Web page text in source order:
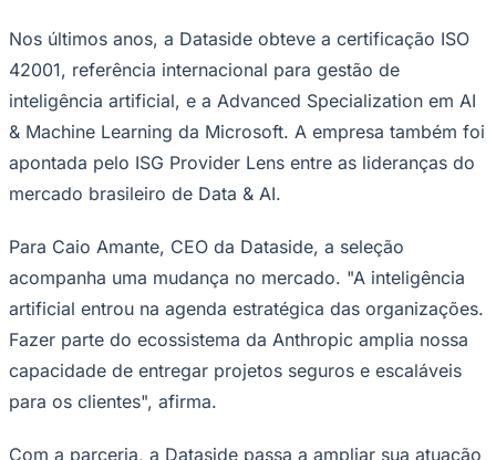
Nos últimos anos, a Dataside obteve a certificação ISO
42001, referência internacional para gestão de
inteligência artificial, e a Advanced Specialization em AI
& Machine Learning da Microsoft. A empresa também foi
apontada pelo ISG Provider Lens entre as lideranças do
mercado brasileiro de Data & AI.
Para Caio Amante, CEO da Dataside, a seleção
acompanha uma mudança no mercado. "A inteligência
artificial entrou na agenda estratégica das organizações.
Fazer parte do ecossistema da Anthropic amplia nossa
capacidade de entregar projetos seguros e escaláveis
para os clientes", afirma.
Com a parceria, a Dataside passa a ampliar sua atuação